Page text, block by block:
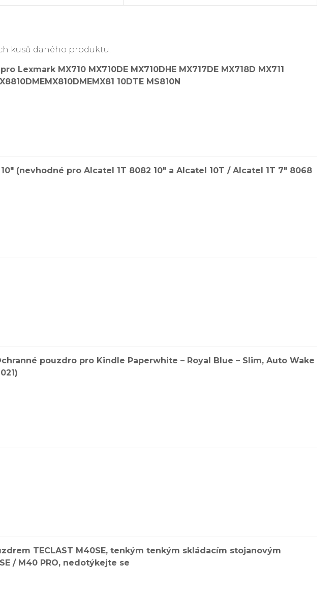
kusů daného produktu.
Lexmark MX710 MX710DE MX710DHE MX717DE MX718D MX711
10DTE MS810N
(nevhodné pro Alcatel 1T 8082 10″ a Alcatel 10T / Alcatel 1T 7″ 8068
pouzdro pro Kindle Paperwhite – Royal Blue – Slim, Auto Wake
TECLAST M40SE, tenkým tenkým skládacím stojanovým
/ M40 PRO, nedotýkejte se